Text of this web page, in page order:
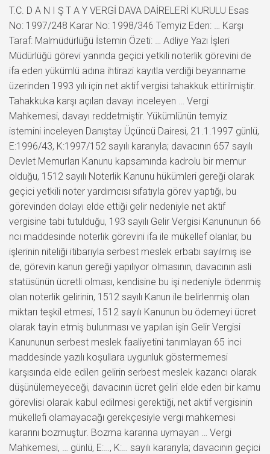
T.C. D A N I Ş T A Y VERGİ DAVA DAİRELERİ KURULU Esas
No: 1997/248 Karar No: 1998/346 Temyiz Eden: … Karşı
Taraf: Malmüdürlüğü İstemin Özeti: … Adliye Yazı İşleri
Müdürlüğü görevi yanında geçici yetkili noterlik görevini de
ifa eden yükümlü adına ihtirazi kayıtla verdiği beyanname
üzerinden 1993 yılı için net aktif vergisi tahakkuk ettirilmiştir.
Tahakkuka karşı açılan davayı inceleyen … Vergi
Mahkemesi, davayı reddetmiştir. Yükümlünün temyiz
istemini inceleyen Danıştay Üçüncü Dairesi, 21.1.1997 günlü,
E:1996/43, K:1997/152 sayılı kararıyla; davacının 657 sayılı
Devlet Memurları Kanunu kapsamında kadrolu bir memur
olduğu, 1512 sayılı Noterlik Kanunu hükümleri gereği olarak
geçici yetkili noter yardımcısı sıfatıyla görev yaptığı, bu
görevinden dolayı elde ettiği gelir nedeniyle net aktif
vergisine tabi tutulduğu, 193 sayılı Gelir Vergisi Kanununun 66
ncı maddesinde noterlik görevini ifa ile mükellef olanlar, bu
işlerinin niteliği itibarıyla serbest meslek erbabı sayılmış ise
de, görevin kanun gereği yapılıyor olmasının, davacının asli
statüsünün ücretli olması, kendisine bu işi nedeniyle ödenmiş
olan noterlik gelirinin, 1512 sayılı Kanun ile belirlenmiş olan
miktarı teşkil etmesi, 1512 sayılı Kanunun bu ödemeyi ücret
olarak tayin etmiş bulunması ve yapılan işin Gelir Vergisi
Kanununun serbest meslek faaliyetini tanımlayan 65 inci
maddesinde yazılı koşullara uygunluk göstermemesi
karşısında elde edilen gelirin serbest meslek kazancı olarak
düşünülemeyeceği, davacının ücret geliri elde eden bir kamu
görevlisi olarak kabul edilmesi gerektiği, net aktif vergisinin
mükellefi olamayacağı gerekçesiyle vergi mahkemesi
kararını bozmuştur. Bozma kararına uymayan … Vergi
Mahkemesi, … günlü, E:…, K:… sayılı kararıyla; davacının geçici